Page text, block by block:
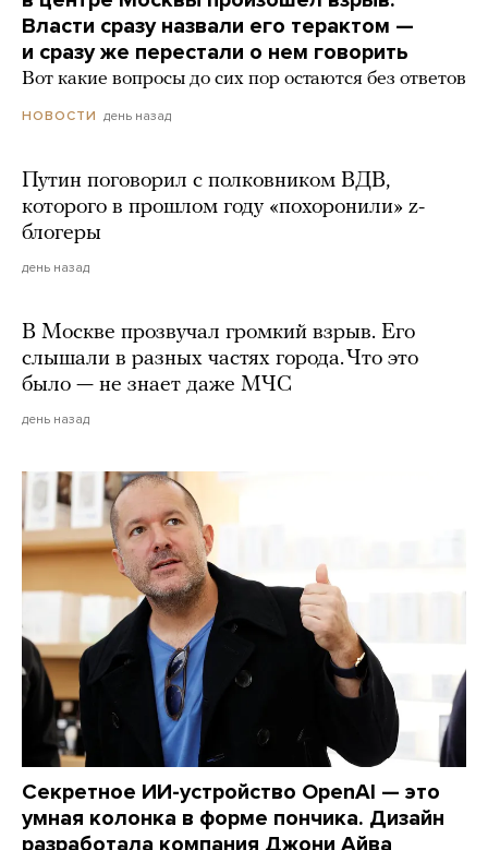
Власти сразу назвали его терактом —
и сразу же перестали о нем говорить
Вот какие вопросы до сих пор остаются без ответов
НОВОСТИ день назад
Путин поговорил с полковником ВДВ,
которого в прошлом году «похоронили» z-
блогеры
день назад
В Москве прозвучал громкий взрыв. Его
слышали в разных частях города. Что это
было — не знает даже МЧС
день назад
Секретное ИИ-устройство OpenAI — это
умная колонка в форме пончика. Дизайн
разработала компания Джони Айва